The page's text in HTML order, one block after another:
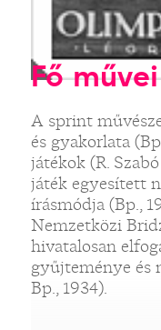
Fő művei
A sprint
és gyakorlata
játékok (R.
játék egyesített
írásmódja (Bp.,
Nemzetközi
hivatalosan
gyűjteménye és
Bp., 1934).